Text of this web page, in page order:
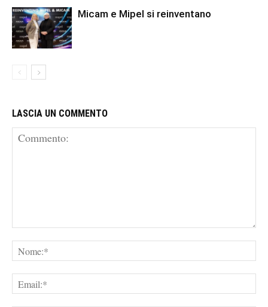
Micam e Mipel si reinventano
LASCIA UN COMMENTO